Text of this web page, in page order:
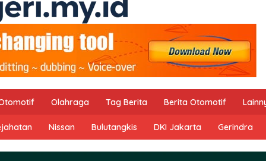
Olahraga Tag Berita Berita Otomotif
Nissan Bulutangkis DKI Jakarta Gerindra